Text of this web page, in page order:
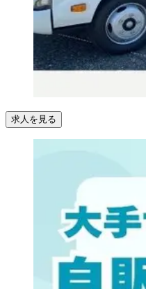
求人を見る